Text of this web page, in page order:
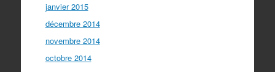
janvier 2015
décembre 2014
novembre 2014
octobre 2014